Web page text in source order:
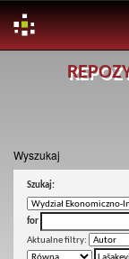
Wyszukaj
Szukaj:
for
Aktualne filtry: